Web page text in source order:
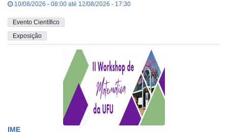
10/08/2026 - 08:00 até 12/08/2026 - 17:30
Evento Científico
Exposição
IME